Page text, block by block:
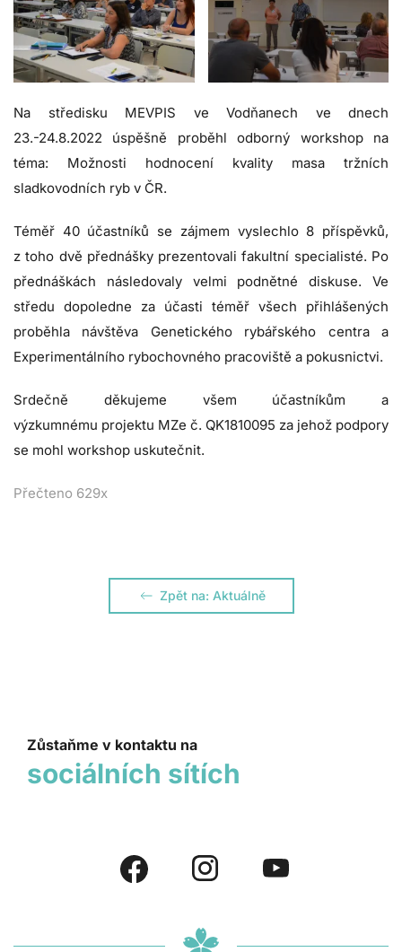
Na středisku MEVPIS ve Vodňanech ve dnech
23.-24.8.2022 úspěšně proběhl odborný workshop na
téma: Možnosti hodnocení kvality masa tržních
sladkovodních ryb v ČR.
Téměř 40 účastníků se zájmem vyslechlo 8 příspěvků,
z toho dvě přednášky prezentovali fakultní specialisté. Po
přednáškách následovaly velmi podnětné diskuse. Ve
středu dopoledne za účasti téměř všech přihlášených
proběhla návštěva Genetického rybářského centra a
Experimentálního rybochovného pracoviště a pokusnictvi.
Srdečně děkujeme všem účastníkům a
výzkumnému projektu MZe č. QK1810095 za jehož podpory
se mohl workshop uskutečnit.
Přečteno 629x
Zpět na: Aktuálně
Zůstaňme v kontaktu na
sociálních sítích